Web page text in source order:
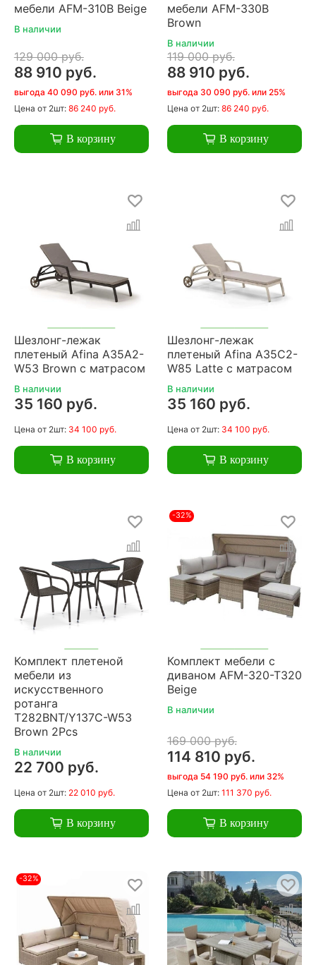
мебели AFM-310B Beige
В наличии
129 000 руб.
88 910 руб.
выгода 40 090 руб. или 31%
Цена от 2шт: 86 240 руб.
В корзину
мебели AFM-330B
Brown
В наличии
119 000 руб.
88 910 руб.
выгода 30 090 руб. или 25%
Цена от 2шт: 86 240 руб.
В корзину
Шезлонг-лежак
плетеный Afina A35A2-
W53 Brown с матрасом
В наличии
35 160 руб.
Цена от 2шт: 34 100 руб.
В корзину
Шезлонг-лежак
плетеный Afina A35C2-
W85 Latte с матрасом
В наличии
35 160 руб.
Цена от 2шт: 34 100 руб.
В корзину
Комплект плетеной
мебели из
искусственного
ротанга
T282BNT/Y137C-W53
Brown 2Pcs
В наличии
22 700 руб.
Цена от 2шт: 22 010 руб.
В корзину
-32%
Комплект мебели с
диваном AFM-320-T320
Beige
В наличии
169 000 руб.
114 810 руб.
выгода 54 190 руб. или 32%
Цена от 2шт: 111 370 руб.
В корзину
-32%